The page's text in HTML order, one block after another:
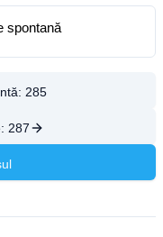
spontană
285
287